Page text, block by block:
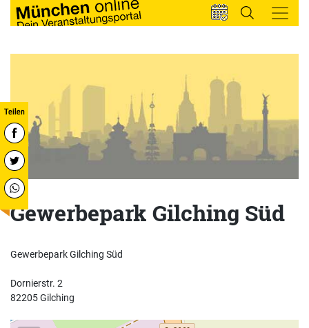
Gewerbepark Gilching Süd
Gewerbepark Gilching Süd
Dornierstr. 2
82205 Gilching